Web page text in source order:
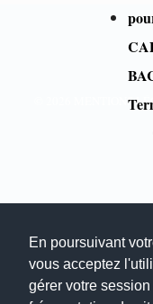
En poursuivant
vous acceptez
gérer votre
MENTIONS